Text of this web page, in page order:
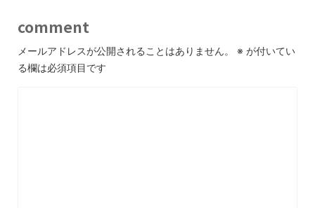
comment
メールアドレスが公開されることはありません。 ※ が付いてい
る欄は必須項目です